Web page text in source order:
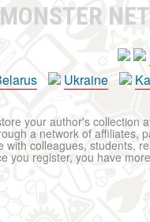
Ukraine
your author's collection
a network of affiliates,
with colleagues, students,
you register, you have